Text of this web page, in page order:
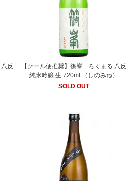
反
【クール便推奨】篠峯 ろくまる 八反
純米吟醸 生 720ml （しのみね）
SOLD OUT